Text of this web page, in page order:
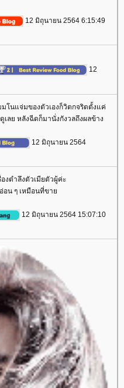
12 มิถุนายน 2564 6:15:49
12
โนแจ่มของตัวเองก็วิตกจริตตั้งแค่
เลย หลังฉีดก็มานั่งกังวลถึงผลข้าง
12 มิถุนายน 2564
งตำลึงตัวเมียตัวผู้ค่ะ
อ่อน ๆ เหมือนที่ขา
12 มิถุนายน 2564 15:07:10